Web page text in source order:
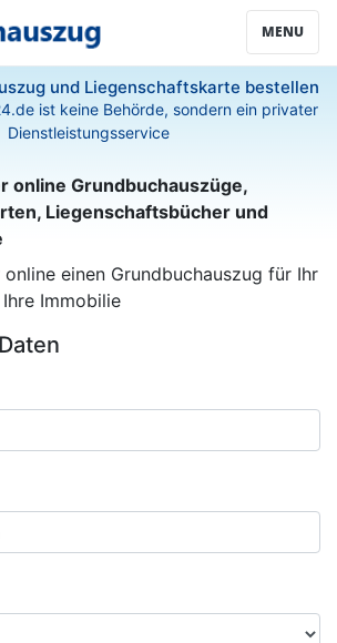
MENU
und Liegenschaftskarte bestellen
ist keine Behörde, sondern ein privater
Dienstleistungsservice
online Grundbuchauszüge,
Liegenschaftsbücher und
online einen Grundbuchauszug für Ihr
Immobilie